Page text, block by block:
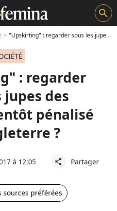
search
"Upskirting" : regarder sous les jupes des femmes bientôt pénalisé en Angleterre ?
: regarder
jupes des
pénalisé
?
à 12:05 share Partager
sources préférées